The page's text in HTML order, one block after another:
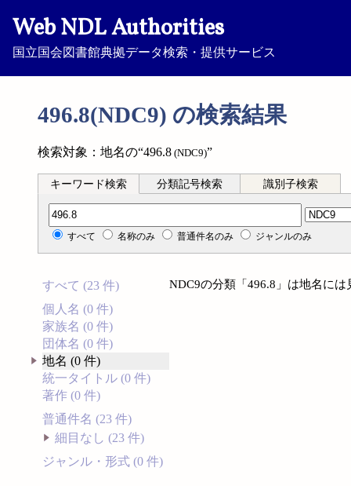
Web NDL Authorities
国立国会図書館典拠データ検索・提供サービス
496.8(NDC9) の検索結果
検索対象：地名の“496.8 (NDC9)”
キーワード検索 分類記号検索 識別子検索
分類記号検索
すべて 名称のみ 普通件名のみ ジャンルのみ
すべて (23 件)
個人名 (0 件)
家族名 (0 件)
団体名 (0 件)
地名 (0 件)
統一タイトル (0 件)
著作 (0 件)
普通件名 (23 件)
細目なし (23 件)
ジャンル・形式 (0 件)
NDC9の分類「496.8」は地名に